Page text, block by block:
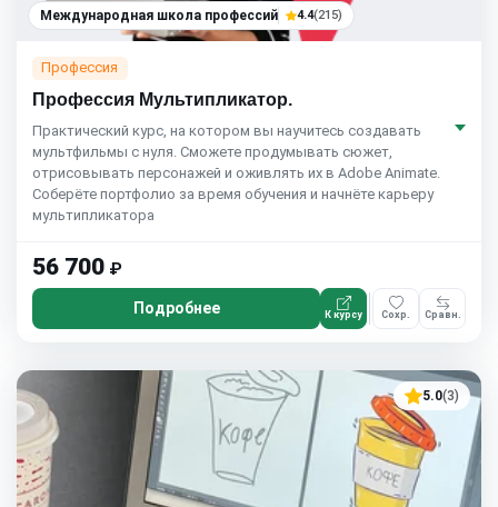
Международная школа профессий 4.4(215)
Профессия
Профессия Мультипликатор.
Практический курс, на котором вы научитесь создавать
мультфильмы с нуля. Сможете продумывать сюжет,
отрисовывать персонажей и оживлять их в Adobe Animate.
Соберёте портфолио за время обучения и начнёте карьеру
мультипликатора
56 700 ₽
Подробнее К курсу Сохр. Сравн.
5.0(3)